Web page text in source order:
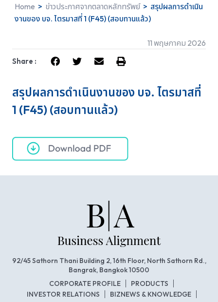
Home > ข่าวประกาศจากตลาดหลักทรัพย์> สรุปผลการดำเนิน
งานของ บจ. ไตรมาสที่ 1 (F45) (สอบทานแล้ว)
11 พฤษภาคม 2026
Share :
สรุปผลการดำเนินงานของ บจ. ไตรมาสที่
1 (F45) (สอบทานแล้ว)
92/45 Sathorn Thani Building 2, 16th Floor, North Sathorn Rd.,
Bangrak, Bangkok 10500
CORPORATE PROFILE
PRODUCTS
INVESTOR RELATIONS
BIZNEWS & KNOWLEDGE